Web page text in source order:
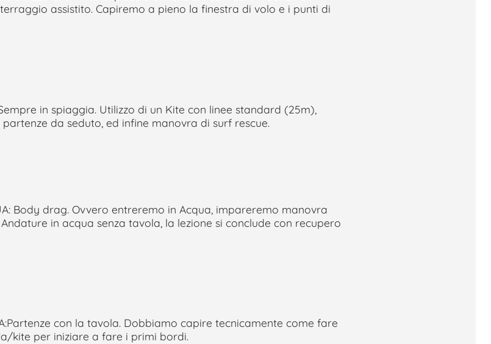
assistito. Capiremo a pieno la finestra di volo e i punti di
Sempre in spiaggia. Utilizzo di un Kite con linee standard (25m),
da seduto, ed infine manovra di surf rescue.
Body drag. Ovvero entreremo in Acqua, impareremo manovra
in acqua senza tavola, la lezione si conclude con recupero
con la tavola. Dobbiamo capire tecnicamente come fare
kite per iniziare a fare i primi bordi.